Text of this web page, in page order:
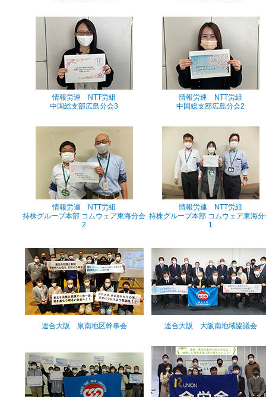
情報労連 NTT労組
中国総支部広島分会3
情報労連 NTT労組
中国総支部広島分会2
情報労連 NTT労組
持株グループ本部 コムウェア東海分会
2
情報労連 NTT労組
持株グループ本部 コムウェア東海
1
連合大阪 泉南地区幹事会 連合大阪 大阪南地域協議会